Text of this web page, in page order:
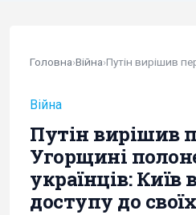
Головна›Війна›
Війна
Путін вирішив
Угорщині
українців: Київ
доступу до